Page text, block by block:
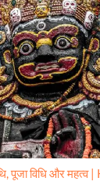
पूजा विधि और